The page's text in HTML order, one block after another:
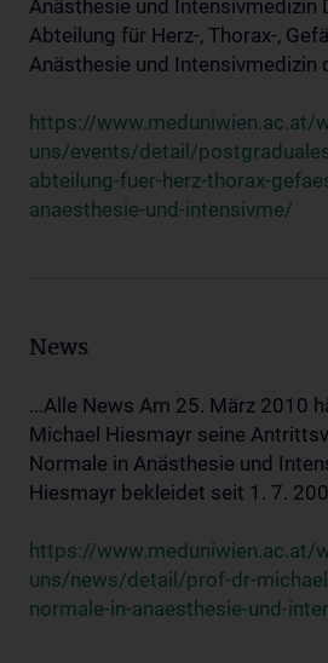
Anästhesie und Intensivmedizin
Abteilung für Herz-, Thorax-,
Anästhesie und Intensivmedizin
https://www.meduniwien.ac.at/
uns/events/detail/
abteilung-fuer-herz-thorax-
anaesthesie-und-intensivme/
News
...Alle News Am 25. März 2010
Michael Hiesmayr seine
Normale in Anästhesie und
Hiesmayr bekleidet seit 1. 7.
https://www.meduniwien.ac.at/
uns/news/detail/prof-dr-
normale-in-anaesthesie-und-